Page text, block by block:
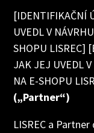
[IDENTIFIKAČNÍ
UVEDL V
SHOPU LISREC]
JAK JEJ UVEDL
NA E-SHOPU
(„Partner“)
LISREC a